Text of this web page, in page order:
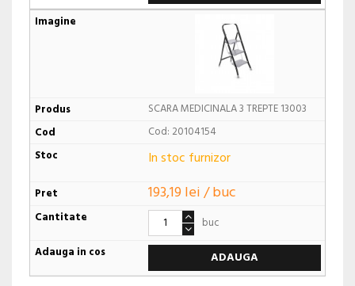
SCARA MEDICINALA 3 TREPTE 13003
Cod: 20104154
In stoc furnizor
193,19 lei / buc
buc
ADAUGA